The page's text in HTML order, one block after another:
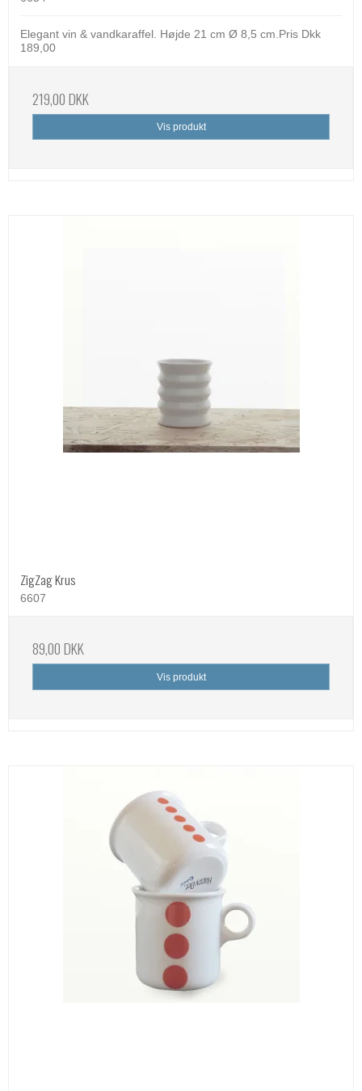
Elegant vin & vandkaraffel. Højde 21 cm Ø 8,5 cm.Pris Dkk
189,00
219,00 DKK
Vis produkt
ZigZag Krus
6607
89,00 DKK
Vis produkt